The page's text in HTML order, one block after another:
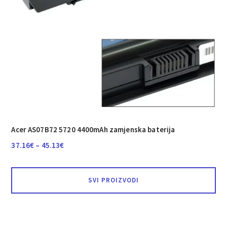
Acer AS07B72 5720 4400mAh zamjenska baterija
37.16€ – 45.13€Raspon
od
do
SVI PROIZVODI